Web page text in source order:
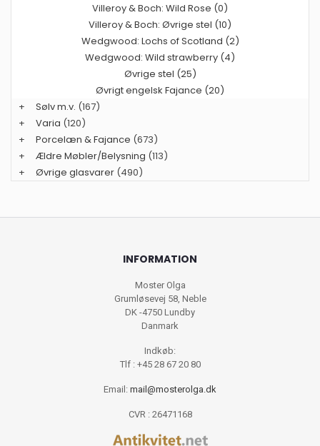
Villeroy & Boch: Wild Rose (0)
Villeroy & Boch: Øvrige stel (10)
Wedgwood: Lochs of Scotland (2)
Wedgwood: Wild strawberry (4)
Øvrige stel (25)
Øvrigt engelsk Fajance (20)
+
Sølv m.v. (167)
+
Varia (120)
+
Porcelæn & Fajance (673)
+
Ældre Møbler/Belysning (113)
+
Øvrige glasvarer (490)
INFORMATION
Moster Olga
Grumløsevej 58, Neble
DK -4750 Lundby
Danmark
Indkøb:
Tlf : +45 28 67 20 80
Email: mail@mosterolga.dk
CVR : 26471168